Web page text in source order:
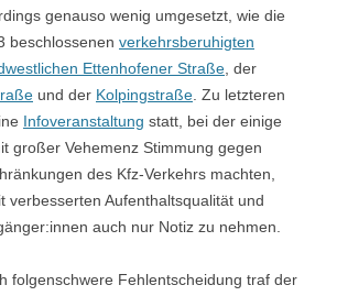
genauso wenig umgesetzt, wie die
beschlossenen verkehrsberuhigten
Ettenhofener Straße, der
und der Kolpingstraße. Zu letzteren
Infoveranstaltung statt, bei der einige
großer Vehemenz Stimmung gegen
des Kfz-Verkehrs machten,
verbesserten Aufenthaltsqualität und
auch nur Notiz zu nehmen.
folgenschwere Fehlentscheidung traf der